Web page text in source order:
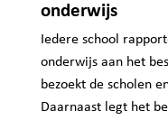
onderwijs
Iedere school
onderwijs aan het
bezoekt de scholen
Daarnaast legt het